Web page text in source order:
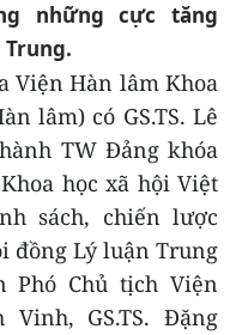
những cực tăng
Viện Hàn lâm Khoa
lâm) có GS.TS. Lê
TW Đảng khóa
học xã hội Việt
sách, chiến lược
đồng Lý luận Trung
Phó Chủ tịch Viện
Vinh, GS.TS. Đặng